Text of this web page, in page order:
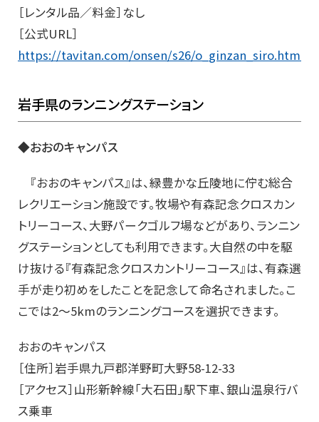
［レンタル品／料金］なし
［公式URL］
https://tavitan.com/onsen/s26/o_ginzan_siro.html
岩手県のランニングステーション
◆おおのキャンパス
『おおのキャンパス』は、緑豊かな丘陵地に佇む総合
レクリエーション施設です。牧場や有森記念クロスカン
トリーコース、大野パークゴルフ場などがあり、ランニン
グステーションとしても利用できます。大自然の中を駆
け抜ける『有森記念クロスカントリーコース』は、有森選
手が走り初めをしたことを記念して命名されました。こ
こでは2〜5kmのランニングコースを選択できます。
おおのキャンパス
［住所］岩手県九戸郡洋野町大野58-12-33
［アクセス］山形新幹線「大石田」駅下車、銀山温泉行バ
ス乗車